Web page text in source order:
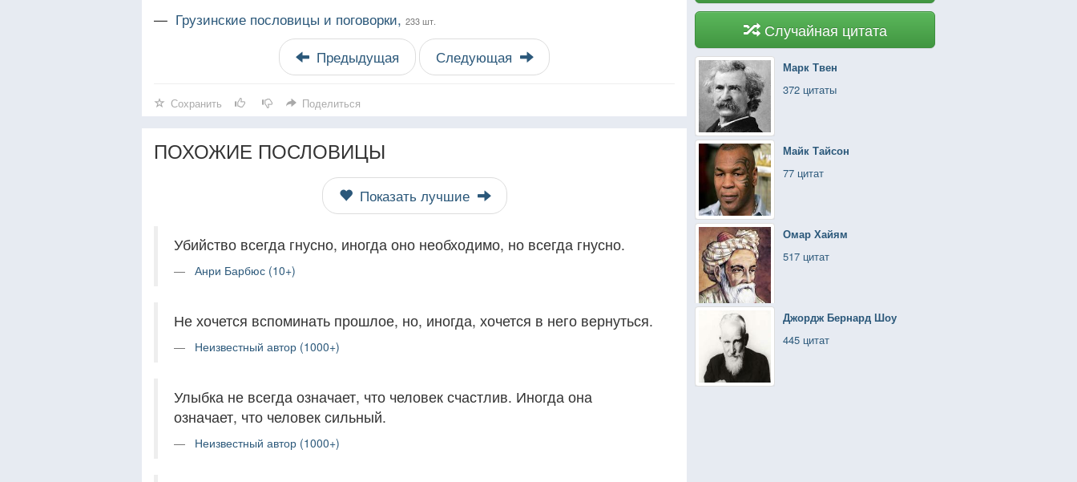
Случайная цитата
Марк Твен
372 цитаты
Майк Тайсон
77 цитат
Омар Хайям
517 цитат
Джордж Бернард Шоу
445 цитат
— Грузинские пословицы и поговорки, 233 шт.
Предыдущая Следующая
Сохранить Поделиться
ПОХОЖИЕ ПОСЛОВИЦЫ
Показать лучшие
Убийство всегда гнусно, иногда оно необходимо, но всегда гнусно.
Анри Барбюс (10+)
Не хочется вспоминать прошлое, но, иногда, хочется в него вернуться.
Неизвестный автор (1000+)
Улыбка не всегда означает, что человек счастлив. Иногда она
означает, что человек сильный.
Неизвестный автор (1000+)